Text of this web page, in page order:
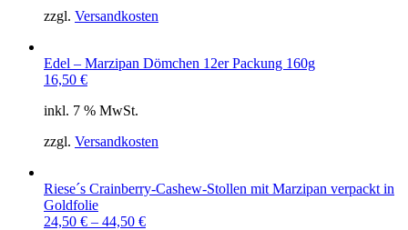
zzgl. Versandkosten
Edel – Marzipan Dömchen 12er Packung 160g
16,50 €
inkl. 7 % MwSt.
zzgl. Versandkosten
Riese´s Crainberry-Cashew-Stollen mit Marzipan verpackt in
Goldfolie
24,50 € – 44,50 €